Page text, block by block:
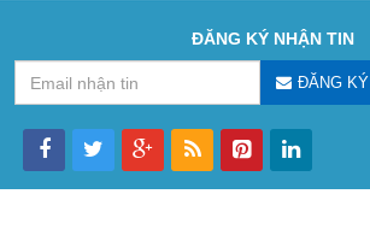
ĐĂNG KÝ NHẬN TIN
ĐĂNG KÝ